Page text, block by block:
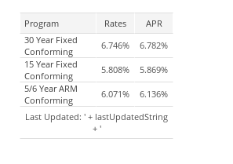
Program Rates
APR
30 Year Fixed
Conforming
6.746%
6.782%
15 Year Fixed
Conforming
5.808%
5.869%
5/6 Year ARM
Conforming
6.071%
6.136%
Last Updated: ' + lastUpdatedString
+ '